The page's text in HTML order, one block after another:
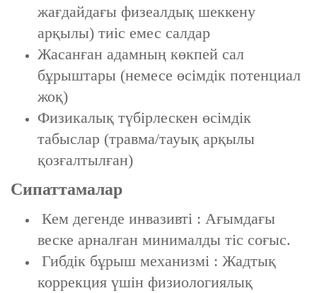
жағдайдағы физеалдық шеккену
арқылы) тиіс емес салдар
Жасанған адамның көкпей сал
бұрыштары (немесе өсімдік потенциал
жоқ)
Физикалық түбірлескен өсімдік
табыслар (травма/тауық арқылы
қозғалтылған)
Сипаттамалар
‌ Кем дегенде инвазивті ‌: Ағымдағы
веске арналған минималды тіс соғыс.
‌ Гибдік бұрыш механизмі ‌: Жадтық
коррекция үшін физиологиялық